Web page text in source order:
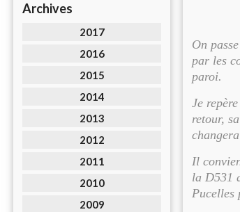
Archives
2017
2016
2015
2014
2013
2012
2011
2010
2009
On
par les
paroi.
Je
retour,
Il
la D531
Pucelles